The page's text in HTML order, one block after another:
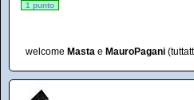
1 punto
welcome Masta e MauroPagani